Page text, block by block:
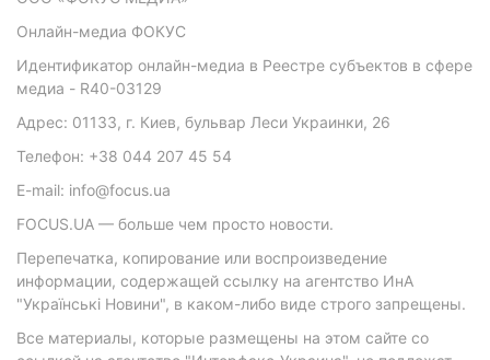
Онлайн-медиа ФОКУС
Идентификатор онлайн-медиа в Реестре субъектов в сфере
медиа - R40-03129
Адрес: 01133, г. Киев, бульвар Леси Украинки, 26
Телефон: +38 044 207 45 54
E-mail: info@focus.ua
FOCUS.UA — больше чем просто новости.
Перепечатка, копирование или воспроизведение
информации, содержащей ссылку на агентство ИнА
"Українські Новини", в каком-либо виде строго запрещены.
Все материалы, которые размещены на этом сайте со